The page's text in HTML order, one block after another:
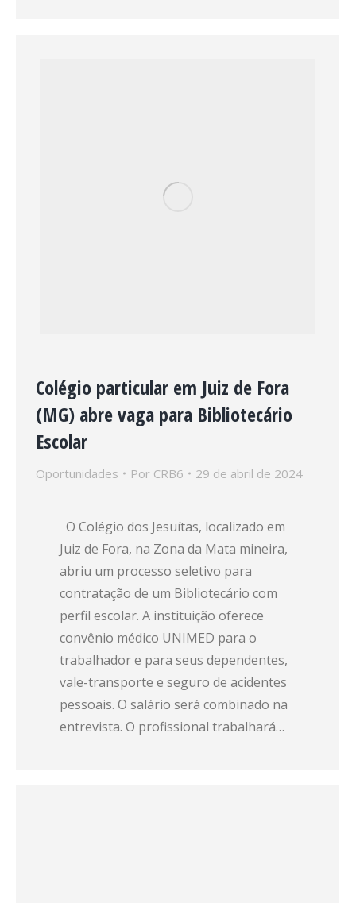
Colégio particular em Juiz de Fora
(MG) abre vaga para Bibliotecário
Escolar
Oportunidades Por CRB6 29 de abril de 2024
O Colégio dos Jesuítas, localizado em
Juiz de Fora, na Zona da Mata mineira,
abriu um processo seletivo para
contratação de um Bibliotecário com
perfil escolar. A instituição oferece
convênio médico UNIMED para o
trabalhador e para seus dependentes,
vale-transporte e seguro de acidentes
pessoais. O salário será combinado na
entrevista. O profissional trabalhará…